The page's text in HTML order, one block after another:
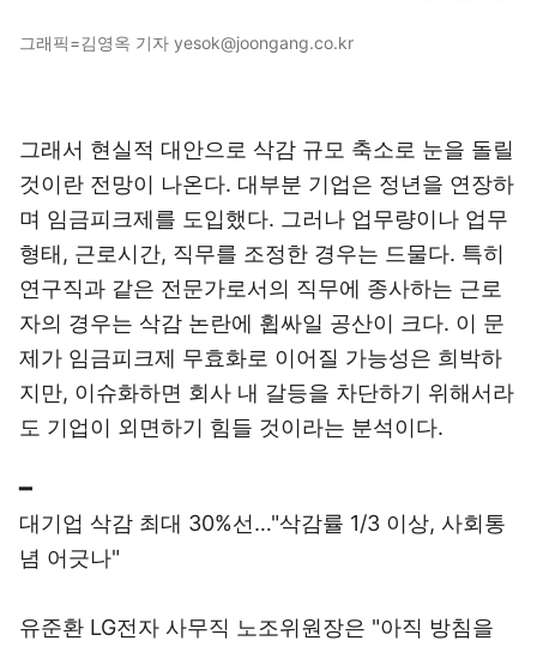
그래픽=김영옥 기자 yesok@joongang.co.kr
그래서 현실적 대안으로 삭감 규모 축소로 눈을 돌릴
것이란 전망이 나온다. 대부분 기업은 정년을 연장하
며 임금피크제를 도입했다. 그러나 업무량이나 업무
형태, 근로시간, 직무를 조정한 경우는 드물다. 특히
연구직과 같은 전문가로서의 직무에 종사하는 근로
자의 경우는 삭감 논란에 휩싸일 공산이 크다. 이 문
제가 임금피크제 무효화로 이어질 가능성은 희박하
지만, 이슈화하면 회사 내 갈등을 차단하기 위해서라
도 기업이 외면하기 힘들 것이라는 분석이다.
━
대기업 삭감 최대 30%선…"삭감률 1/3 이상, 사회통
념 어긋나"
유준환 LG전자 사무직 노조위원장은 "아직 방침을